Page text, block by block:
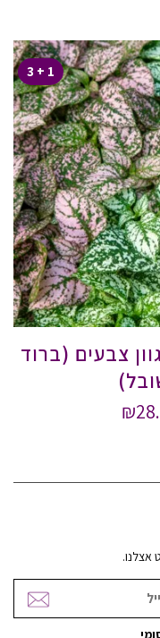
1 + 3
צבעים (ברוד
₪
אצלנו.